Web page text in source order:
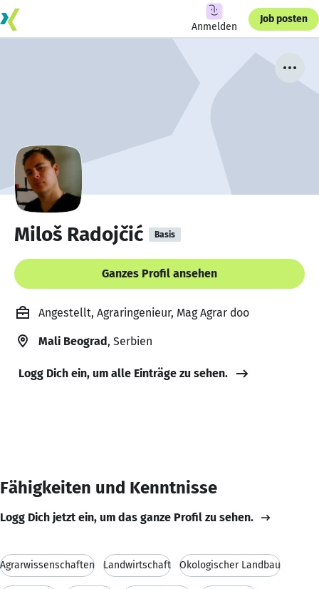
Anmelden
Job posten
Miloš Radojčić Basis
Ganzes Profil ansehen
Angestellt, Agraringenieur, Mag Agrar doo
Mali Beograd, Serbien
Logg Dich ein, um alle Einträge zu sehen.
Fähigkeiten und Kenntnisse
Logg Dich jetzt ein, um das ganze Profil zu sehen.
Agrarwissenschaften Landwirtschaft Ökologischer Landbau